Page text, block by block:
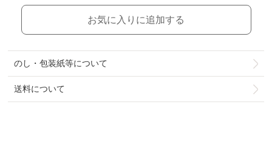
お気に入りに追加する
のし・包装紙等について
送料について